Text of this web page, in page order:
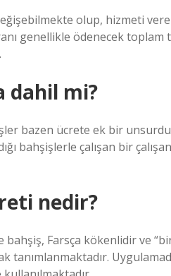
olup, hizmeti
genellikle ödenecek toplam
dahil mi?
bazen ücrete ek bir
bahşişlerle çalışan bir
nedir?
bahşiş, Farsça kökenlidir ve
tanımlanmaktadır.